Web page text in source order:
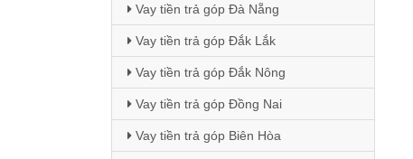
Vay tiền trả góp Đà Nẵng
Vay tiền trả góp Đắk Lắk
Vay tiền trả góp Đắk Nông
Vay tiền trả góp Đồng Nai
Vay tiền trả góp Biên Hòa